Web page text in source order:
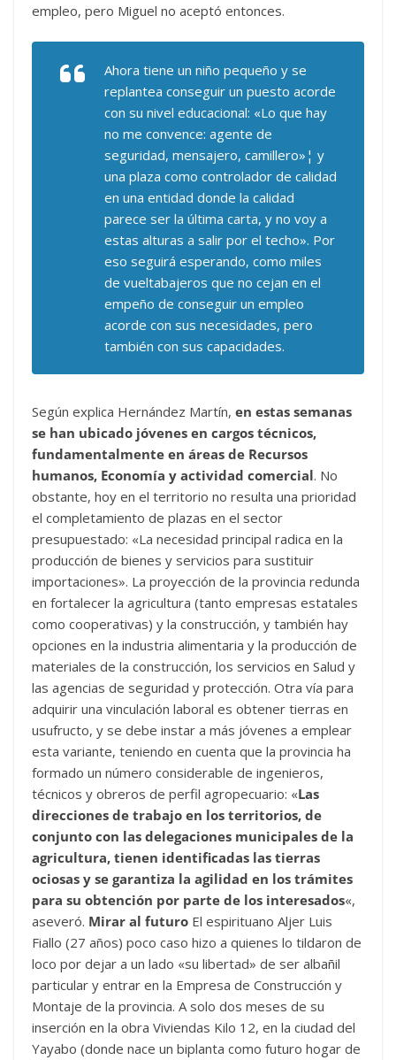
empleo, pero Miguel no aceptó entonces.
Ahora tiene un niño pequeño y se
replantea conseguir un puesto acorde
con su nivel educacional: «Lo que hay
no me convence: agente de
seguridad, mensajero, camillero»¦ y
una plaza como controlador de calidad
en una entidad donde la calidad
parece ser la última carta, y no voy a
estas alturas a salir por el techo». Por
eso seguirá esperando, como miles
de vueltabajeros que no cejan en el
empeño de conseguir un empleo
acorde con sus necesidades, pero
también con sus capacidades.
Según explica Hernández Martín, en estas semanas
se han ubicado jóvenes en cargos técnicos,
fundamentalmente en áreas de Recursos
humanos, Economía y actividad comercial. No
obstante, hoy en el territorio no resulta una prioridad
el completamiento de plazas en el sector
presupuestado: «La necesidad principal radica en la
producción de bienes y servicios para sustituir
importaciones». La proyección de la provincia redunda
en fortalecer la agricultura (tanto empresas estatales
como cooperativas) y la construcción, y también hay
opciones en la industria alimentaria y la producción de
materiales de la construcción, los servicios en Salud y
las agencias de seguridad y protección. Otra vía para
adquirir una vinculación laboral es obtener tierras en
usufructo, y se debe instar a más jóvenes a emplear
esta variante, teniendo en cuenta que la provincia ha
formado un número considerable de ingenieros,
técnicos y obreros de perfil agropecuario: «Las
direcciones de trabajo en los territorios, de
conjunto con las delegaciones municipales de la
agricultura, tienen identificadas las tierras
ociosas y se garantiza la agilidad en los trámites
para su obtención por parte de los interesados«,
aseveró. Mirar al futuro El espirituano Aljer Luis
Fiallo (27 años) poco caso hizo a quienes lo tildaron de
loco por dejar a un lado «su libertad» de ser albañil
particular y entrar en la Empresa de Construcción y
Montaje de la provincia. A solo dos meses de su
inserción en la obra Viviendas Kilo 12, en la ciudad del
Yayabo (donde nace un biplanta como futuro hogar de